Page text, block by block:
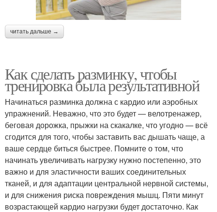
читать дальше →
Как сделать разминку, чтобы
тренировка была результативной
Начинаться разминка должна с кардио или аэробных
упражнений. Неважно, что это будет — велотренажер,
беговая дорожка, прыжки на скакалке, что угодно — всё
сгодится для того, чтобы заставить вас дышать чаще, а
ваше сердце биться быстрее. Помните о том, что
начинать увеличивать нагрузку нужно постепенно, это
важно и для эластичности ваших соединительных
тканей, и для адаптации центральной нервной системы,
и для снижения риска повреждения мышц. Пяти минут
возрастающей кардио нагрузки будет достаточно. Как